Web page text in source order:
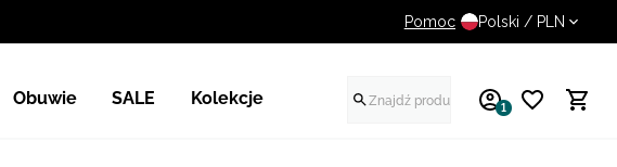
UWAGA NA FAŁSZYWE
Pomoc Polski / PLN
Obuwie SALE Kolekcje 1